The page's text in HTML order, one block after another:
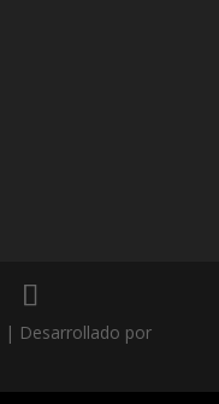
| Desarrollado por